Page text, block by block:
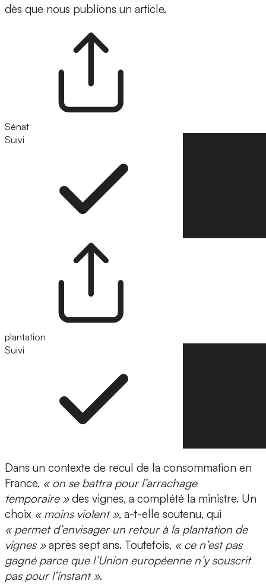
dès que nous publions un article.
Sénat
Suivi
plantation
Suivi
Dans un contexte de recul de la consommation en
France, « on se battra pour l’arrachage
temporaire »des vignes, a complété la ministre. Un
choix « moins violent », a-t-elle soutenu, qui
« permet d’envisager un retour à la plantation de
vignes »après sept ans. Toutefois, « ce n’est pas
gagné parce que l’Union européenne n’y souscrit
pas pour l’instant ».